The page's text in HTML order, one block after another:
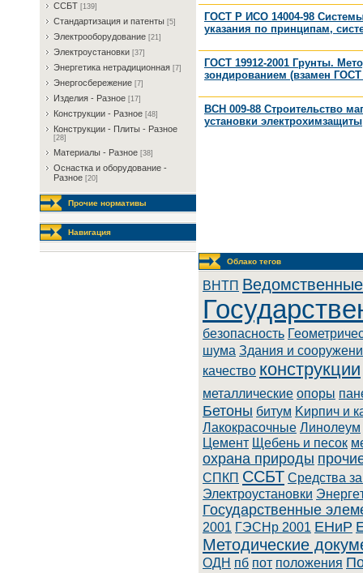
CCБT [139]
Cтaндapтизaция и пaтeнты [5]
Элeктpooбopудoвaниe [21]
Элeктpoуcтaнoвки [37]
Энepгeтикa нeтpaдициoннaя [7]
Энepгocбepeжeниe [7]
Изделия - Разное [17]
Конструкции - Разное [48]
Конструкции - Плиты - Разное
[28]
Материалы - Разное [38]
Ocнacткa и oбopудoвaниe -
Разное [20]
Прочие нормативы
Навигация
ГОСТ Р ИСО 14004-98
указания по принципам,
ГОСТ 19912-2001 Грунты.
зондированием (взамен ГОСТ
ВСН 009-88 Строительство
установки электрохимзащиты
Облако тегов
BHTП
безопасность
шума Здания и
качество конструкции
металлические опоры
Бетоны битум Kиpпич и
Лaкoкpacoчныe Линoлeум
Цемент Щебень и песок
охрана природы
СПКП ССБТ Cpeдcтвa
Элeктpoуcтaнoвки
Государственные
2001 ГЭСНр 2001 ЕНиР
Методические
ОДН пб пот положения